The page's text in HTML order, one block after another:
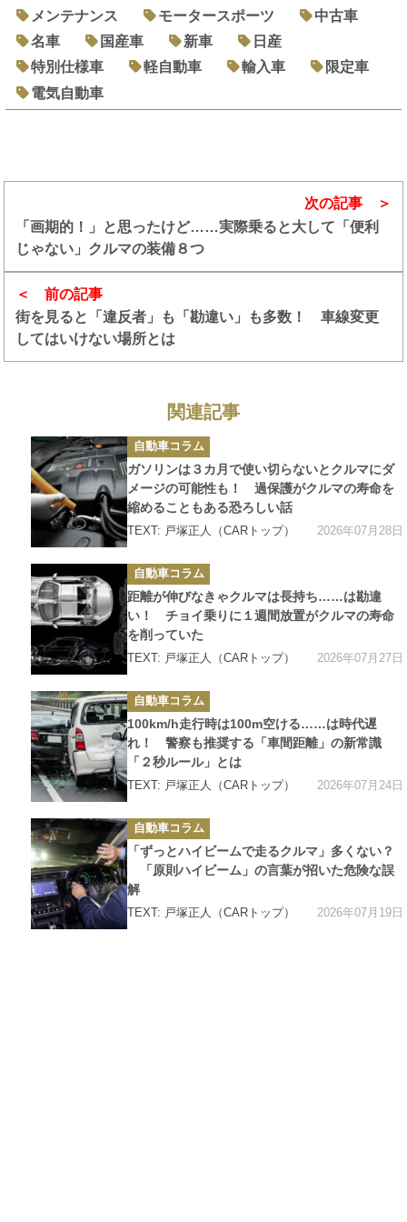
メンテナンス モータースポーツ
中古車
名車
国産車 新車
日産
特別仕様車
軽自動車 輸入車
限定車
電気自動車
前の記事
街を見ると「違反者」も「勘違い」も多数！ 車線変更
してはいけない場所とは
次の記事
「画期的！」と思ったけど……実際乗ると大して「便利
じゃない」クルマの装備８つ
関連記事
カ
テ
ゴ
リ
ー
自動車コラム
ガソリンは３カ月で使い切らないとクルマにダ
メージの可能性も！ 過保護がクルマの寿命を
縮めることもある恐ろしい話
TEXT: 戸塚正人（CARトップ） 2026年07月28日
カ
テ
ゴ
リ
ー
自動車コラム
距離が伸びなきゃクルマは長持ち……は勘違
い！ チョイ乗りに１週間放置がクルマの寿命
を削っていた
TEXT: 戸塚正人（CARトップ） 2026年07月27日
カ
テ
ゴ
リ
ー
自動車コラム
100km/h走行時は100m空ける……は時代遅
れ！ 警察も推奨する「車間距離」の新常識
「２秒ルール」とは
TEXT: 戸塚正人（CARトップ） 2026年07月24日
カ
テ
ゴ
リ
自動車コラム
「ずっとハイビームで走るクルマ」多くない？
「原則ハイビーム」の言葉が招いた危険な誤
解
TEXT: 戸塚正人（CARトップ） 2026年07月19日